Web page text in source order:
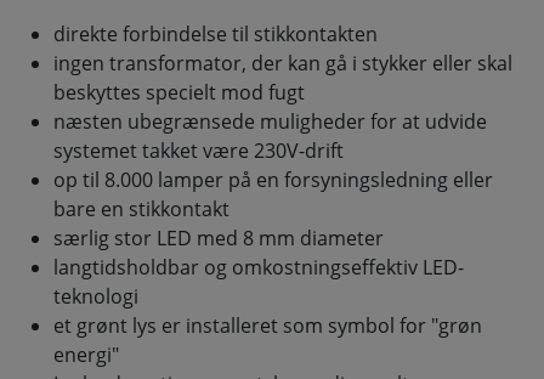
direkte forbindelse til stikkontakten
ingen transformator, der kan gå i stykker eller skal
beskyttes specielt mod fugt
næsten ubegrænsede muligheder for at udvide
systemet takket være 230V-drift
op til 8.000 lamper på en forsyningsledning eller
bare en stikkontakt
særlig stor LED med 8 mm diameter
langtidsholdbar og omkostningseffektiv LED-
teknologi
et grønt lys er installeret som symbol for "grøn
energi"